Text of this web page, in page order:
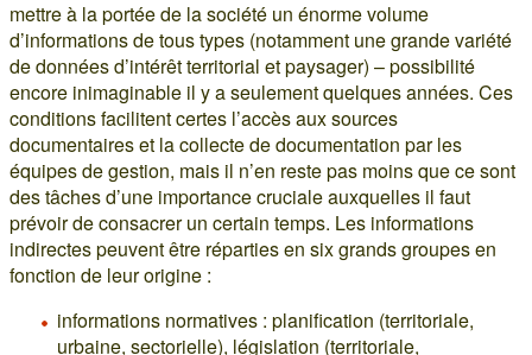
mettre à la portée de la société un énorme volume
d’informations de tous types (notamment une grande variété
de données d’intérêt territorial et paysager) – possibilité
encore inimaginable il y a seulement quelques années. Ces
conditions facilitent certes l’accès aux sources
documentaires et la collecte de documentation par les
équipes de gestion, mais il n’en reste pas moins que ce sont
des tâches d’une importance cruciale auxquelles il faut
prévoir de consacrer un certain temps. Les informations
indirectes peuvent être réparties en six grands groupes en
fonction de leur origine :
informations normatives : planification (territoriale,
urbaine, sectorielle), législation (territoriale,